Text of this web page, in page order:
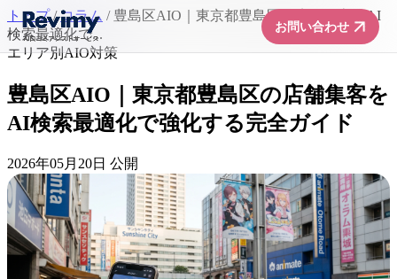
お問い合わせarrow_forward
トップ / コラム / 豊島区AIO｜東京都豊島区の店舗集客をAI
検索最適化で...
エリア別AIO対策
豊島区AIO｜東京都豊島区の店舗集客を
AI検索最適化で強化する完全ガイド
2026年05月20日 公開